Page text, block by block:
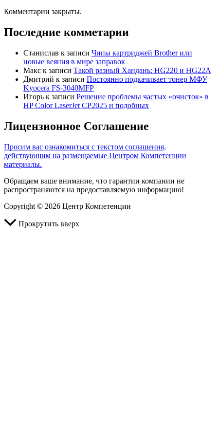
Комментарии закрыты.
Последние комметарии
Станислав к записи Чипы картриджей Brother или
новые веяния в мире заправок
Макс к записи Такой разный Хандань: HG220 и HG22A
Дмитрий к записи Постоянно подкачивает тонер МФУ
Kyocera FS-3040MFP
Игорь к записи Решение проблемы частых «очисток» в
HP Color LaserJet CP2025 и подобных
Лицензионное Соглашение
Просим вас ознакомиться с текстом соглашения,
действующим на размещаемые Центром Компетенции
материалы.
Обращаем ваше внимание, что гарантии компании не
распространяются на предоставляемую информацию!
Copyright © 2026 Центр Компетенции
Прокрутить вверх